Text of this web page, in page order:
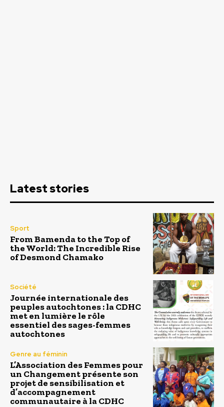
Latest stories
Sport
From Bamenda to the Top of
the World: The Incredible Rise
of Desmond Chamako
Société
Journée internationale des
peuples autochtones : la CDHC
met en lumière le rôle
essentiel des sages-femmes
autochtones
Genre au féminin
L’Association des Femmes pour
un Changement présente son
projet de sensibilisation et
d’accompagnement
communautaire à la CDHC